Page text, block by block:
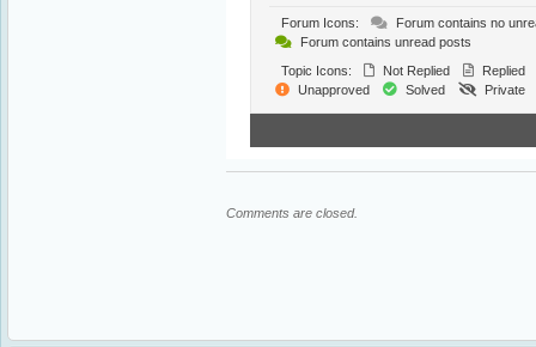
Forum Icons:
Forum contains no
Forum contains unread posts
Topic Icons:
Not Replied
Replied
Unapproved
Solved Private
Comments are closed.